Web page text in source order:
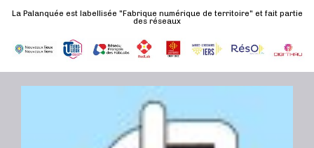
La Palanquée est labellisée "Fabrique numérique de territoire" et fait partie
des réseaux